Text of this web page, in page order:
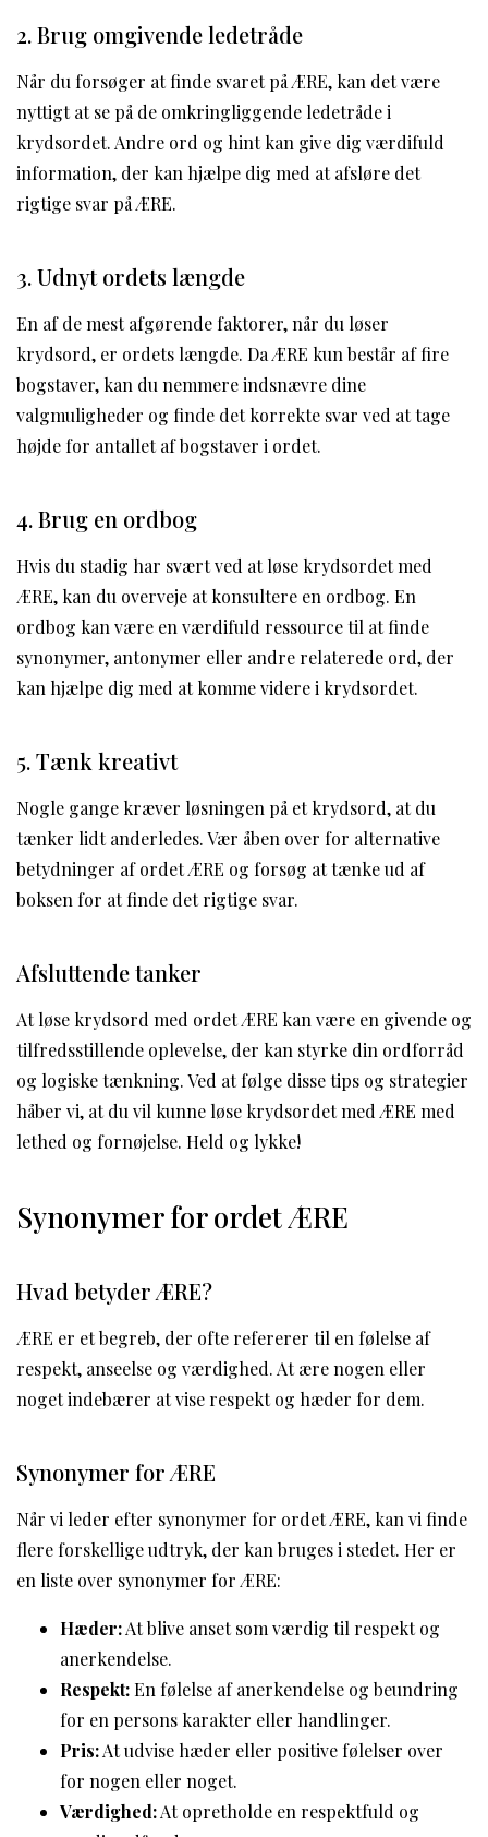
2. Brug omgivende ledetråde
Når du forsøger at finde svaret på ÆRE, kan det være
nyttigt at se på de omkringliggende ledetråde i
krydsordet. Andre ord og hint kan give dig værdifuld
information, der kan hjælpe dig med at afsløre det
rigtige svar på ÆRE.
3. Udnyt ordets længde
En af de mest afgørende faktorer, når du løser
krydsord, er ordets længde. Da ÆRE kun består af fire
bogstaver, kan du nemmere indsnævre dine
valgmuligheder og finde det korrekte svar ved at tage
højde for antallet af bogstaver i ordet.
4. Brug en ordbog
Hvis du stadig har svært ved at løse krydsordet med
ÆRE, kan du overveje at konsultere en ordbog. En
ordbog kan være en værdifuld ressource til at finde
synonymer, antonymer eller andre relaterede ord, der
kan hjælpe dig med at komme videre i krydsordet.
5. Tænk kreativt
Nogle gange kræver løsningen på et krydsord, at du
tænker lidt anderledes. Vær åben over for alternative
betydninger af ordet ÆRE og forsøg at tænke ud af
boksen for at finde det rigtige svar.
Afsluttende tanker
At løse krydsord med ordet ÆRE kan være en givende og
tilfredsstillende oplevelse, der kan styrke din ordforråd
og logiske tænkning. Ved at følge disse tips og strategier
håber vi, at du vil kunne løse krydsordet med ÆRE med
lethed og fornøjelse. Held og lykke!
Synonymer for ordet ÆRE
Hvad betyder ÆRE?
ÆRE er et begreb, der ofte refererer til en følelse af
respekt, anseelse og værdighed. At ære nogen eller
noget indebærer at vise respekt og hæder for dem.
Synonymer for ÆRE
Når vi leder efter synonymer for ordet ÆRE, kan vi finde
flere forskellige udtryk, der kan bruges i stedet. Her er
en liste over synonymer for ÆRE:
Hæder:At blive anset som værdig til respekt og
anerkendelse.
Respekt:En følelse af anerkendelse og beundring
for en persons karakter eller handlinger.
Pris:At udvise hæder eller positive følelser over
for nogen eller noget.
Værdighed:At opretholde en respektfuld og